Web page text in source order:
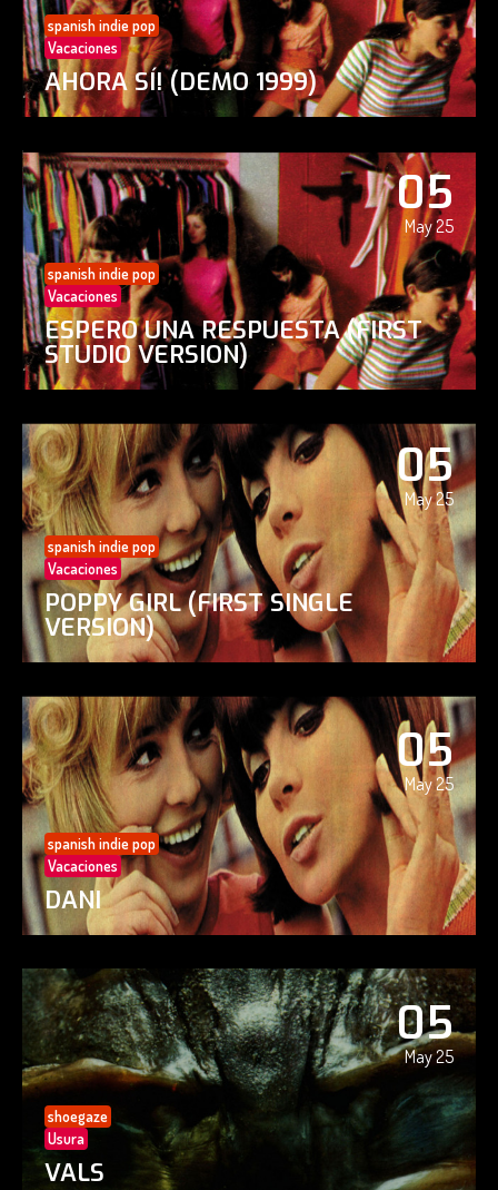
spanish indie pop
Vacaciones
AHORA SÍ! (DEMO 1999)
05
May 25
spanish indie pop
Vacaciones
ESPERO UNA RESPUESTA (FIRST
STUDIO VERSION)
05
May 25
spanish indie pop
Vacaciones
POPPY GIRL (FIRST SINGLE
VERSION)
05
May 25
spanish indie pop
Vacaciones
DANI
05
May 25
shoegaze
Usura
VALS